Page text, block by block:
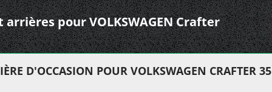
arrières pour VOLKSWAGEN Crafter
D'OCCASION POUR VOLKSWAGEN CRAFTER 35